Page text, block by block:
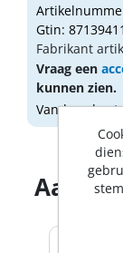
Gtin:
Fabrikant
Vraag een
kunnen zien.
Vandaag
Aantal